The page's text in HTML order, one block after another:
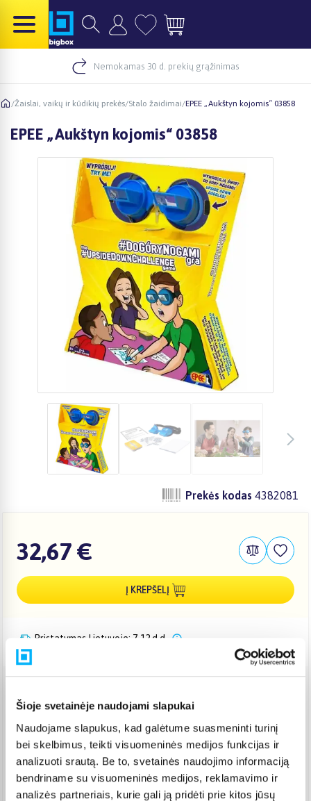
Šioje svetainėje naudojami slapukai
Naudojame slapukus, kad galėtume suasmeninti turinį
bei skelbimus, teikti visuomeninės medijos funkcijas ir
analizuoti srautą. Be to, svetainės naudojimo informaciją
bendriname su visuomeninės medijos, reklamavimo ir
analizės partneriais, kurie gali ją pridėti prie kitos jūsų
Nemokamas 30 d. prekių grąžinimas
/Žaislai, vaikų ir kūdikių prekės/Stalo žaidimai/EPEE „Aukštyn kojomis“ 03858
EPEE „Aukštyn kojomis“ 03858
Prekės kodas 4382081
32,67 €
Į KREPŠELĮ
Pristatymas Lietuvoje: 7-12 d.d.
Pristato ir šeštadienį
Rugpjūtis 17d. - Rugpjūtis 24d.
Venipak kurjeris (2,99 €)
Rugpjūtis 18d. - Rugpjūtis 25d.
Omniva paštomatas (2,39 €)
Pristato ir šeštadienį